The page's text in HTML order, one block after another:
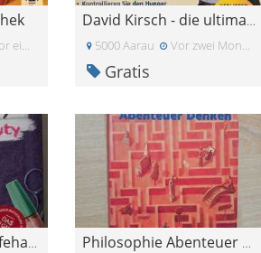
einem Monat
David Kirsch - die ultimative New York Diät
5000 Aarau Vor zwei Monaten
Gratis
Fashion & Beauty Lifehacks Philosophie Abenteuer Denken